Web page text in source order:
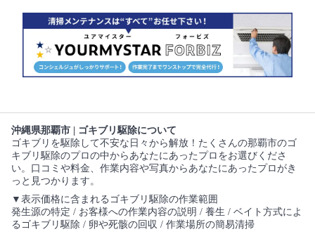
沖縄県那覇市 | ゴキブリ駆除について
ゴキブリを駆除して不安な日々から解放！たくさんの那覇市のゴ
キブリ駆除のプロの中からあなたにあったプロをお選びくださ
い。口コミや料金、作業内容や写真からあなたにあったプロがき
っと見つかります。
▼表示価格に含まれるゴキブリ駆除の作業範囲
発生源の特定 / お客様への作業内容の説明 / 養生 / ベイト方式によ
るゴキブリ駆除 / 卵や死骸の回収 / 作業場所の簡易清掃